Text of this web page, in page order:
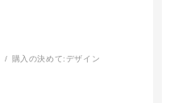
購入の決めて: デザイン